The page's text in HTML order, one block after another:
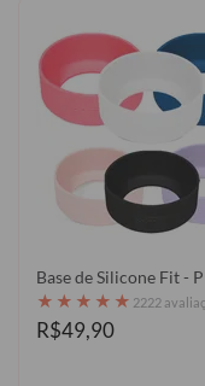
Base de Silicone Fit - P
★ ★ ★ ★ ★ 2222
R$49,90